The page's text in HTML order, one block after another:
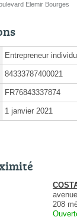
Elemir Bourges
Entrepreneur
84333787400021
FR76843337874
1 janvier 2021
208